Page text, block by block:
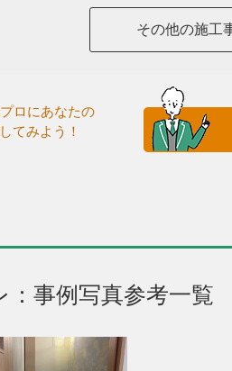
その他の施工
ロにあなたの
てみよう！
事例写真参考一覧